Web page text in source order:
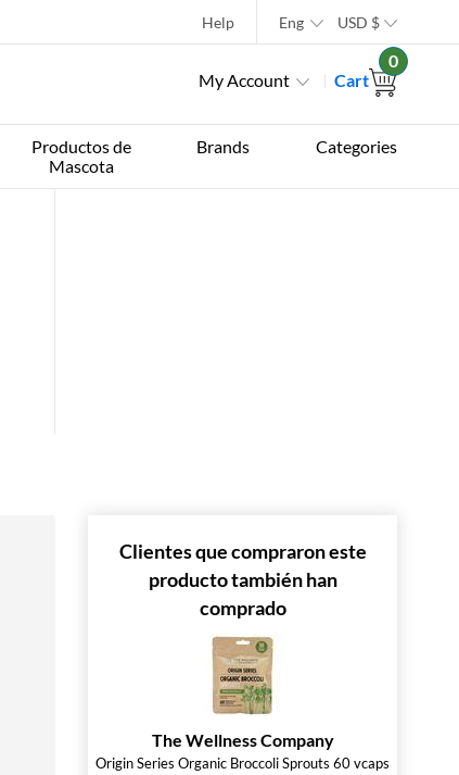
Help Eng USD $
My Account Cart
0
Productos de
Mascota
Brands Categories
Clientes que compraron este
producto también han
comprado
The Wellness Company
Origin Series Organic Broccoli Sprouts 60 vcaps